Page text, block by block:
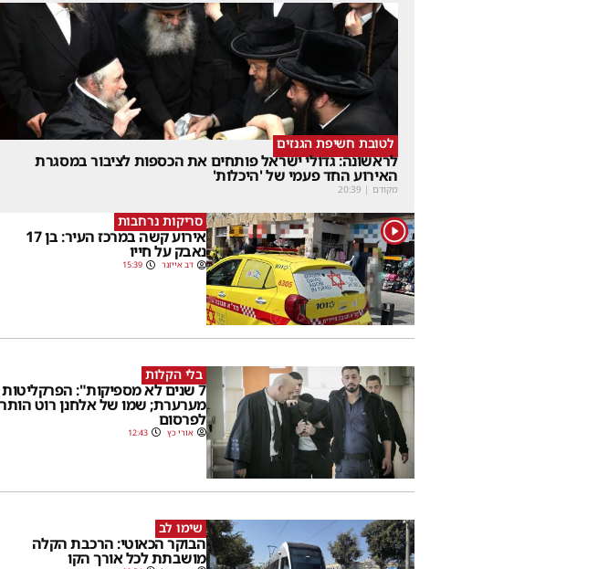
לטובת חשיפת הגנזים
לראשונה: גדולי ישראל פותחים את הכספות לציבור במסגרת
האירוע החד פעמי של 'היכלות'
מקודם |
20:39
1 סריקות נרחבות
אירוע קשה במרכז העיר: בן 17
נאבק על חייו
דב אייזנר 15:39
בלי הקלות
7 שנים לא מספיקות": הפרקליטות
מערערת; שמו של אלחנן רוט הותר
לפרסום
אורי כץ 12:43
שימו לב
הבוקר הכאוטי: הרכבת הקלה
מושבתת לכל אורך הקו